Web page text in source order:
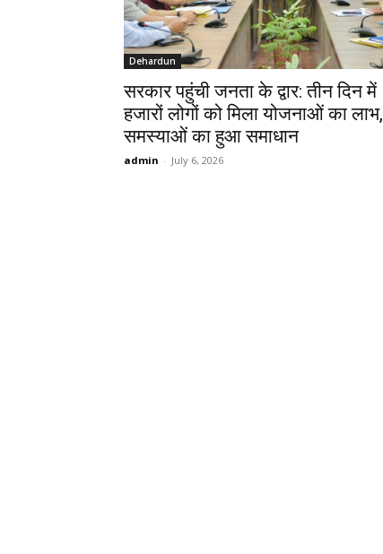
Dehardun
सरकार पहुंची जनता के द्वार: तीन दिन में
हजारों लोगों को मिला योजनाओं का लाभ,
समस्याओं का हुआ समाधान
admin - July 6, 2026